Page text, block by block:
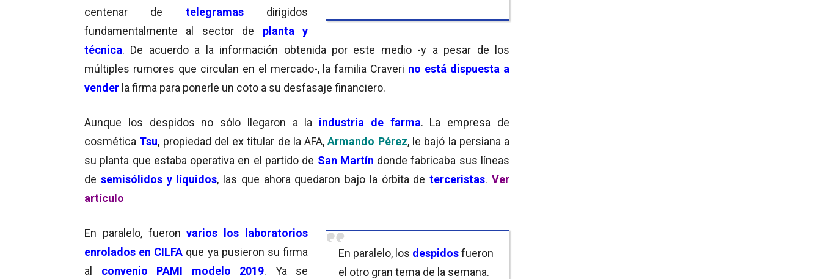
centenar de telegramas
dirigidos
fundamentalmente al sector de planta y
técnica. De acuerdo a la información obtenida por este medio -y a pesar de los
múltiples rumores que circulan en el mercado-, la familia Craveri no está dispuesta a
vender la firma para ponerle un coto a su desfasaje financiero.
Aunque los despidos no sólo llegaron a la industria de farma. La empresa de
cosmética Tsu, propiedad del ex titular de la AFA,Armando Pérez, le bajó la persiana a
su planta que estaba operativa en el partido de San Martín donde fabricaba sus líneas
de semisólidos y líquidos, las que ahora quedaron bajo la órbita deterceristas.Ver
artículo
En paralelo, los despidosfueron
el otro gran tema de la semana.
En paralelo, fueronvarios los laboratorios
enrolados en CILFA que ya pusieron su firma
al convenio PAMI modelo 2019. Ya se